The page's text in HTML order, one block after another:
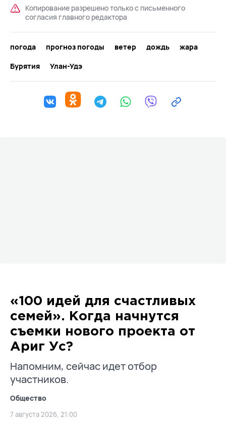
Копирование разрешено только с письменного
согласия главного редактора
погода прогноз погоды ветер дождь
жара
Бурятия
Улан-Удэ
«100 идей для счастливых
семей». Когда начнутся
съемки нового проекта от
Ариг Ус?
Напомним, сейчас идет отбор
участников.
Общество
7 августа 2026, 21:00